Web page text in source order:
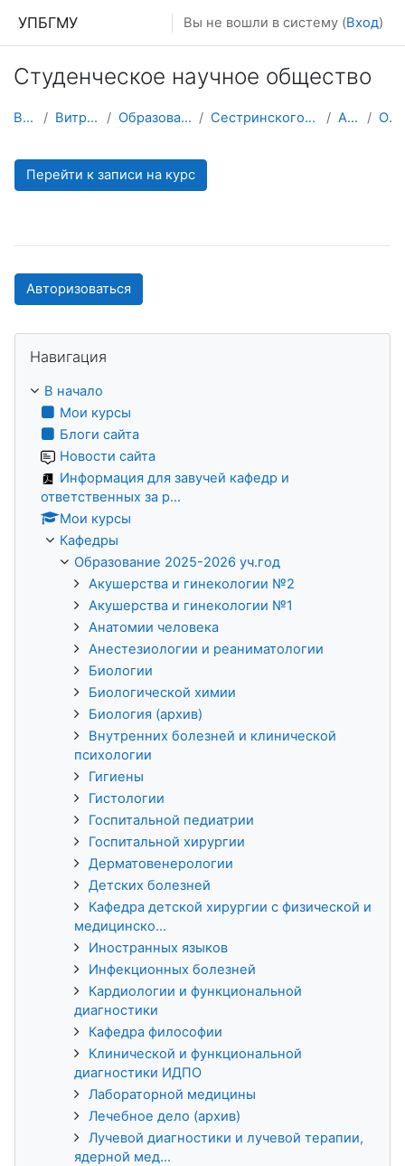
УПБГМУ Вы не вошли в систему (Вход)
Студенческое научное общество
В начало Витрина курсов 3KL Образование 2025-2026 уч.год Сестринского дела и паллиативной помощи Архив 2017 О курсе
Перейти к записи на курс
Авторизоваться
Навигация
В начало
Мои курсы
Блоги сайта
Новости сайта
Информация для завучей кафедр и
ответственных за р...
Мои курсы
Кафедры
Образование 2025-2026 уч.год
Акушерства и гинекологии №2
Акушерства и гинекологии №1
Анатомии человека
Анестезиологии и реаниматологии
Биологии
Биологической химии
Биология (архив)
Внутренних болезней и клинической
психологии
Гигиены
Гистологии
Госпитальной педиатрии
Госпитальной хирургии
Дерматовенерологии
Детских болезней
Кафедра детской хирургии с физической и
медицинско...
Иностранных языков
Инфекционных болезней
Кардиологии и функциональной
диагностики
Кафедра философии
Клинической и функциональной
диагностики ИДПО
Лабораторной медицины
Лечебное дело (архив)
Лучевой диагностики и лучевой терапии,
ядерной мед...